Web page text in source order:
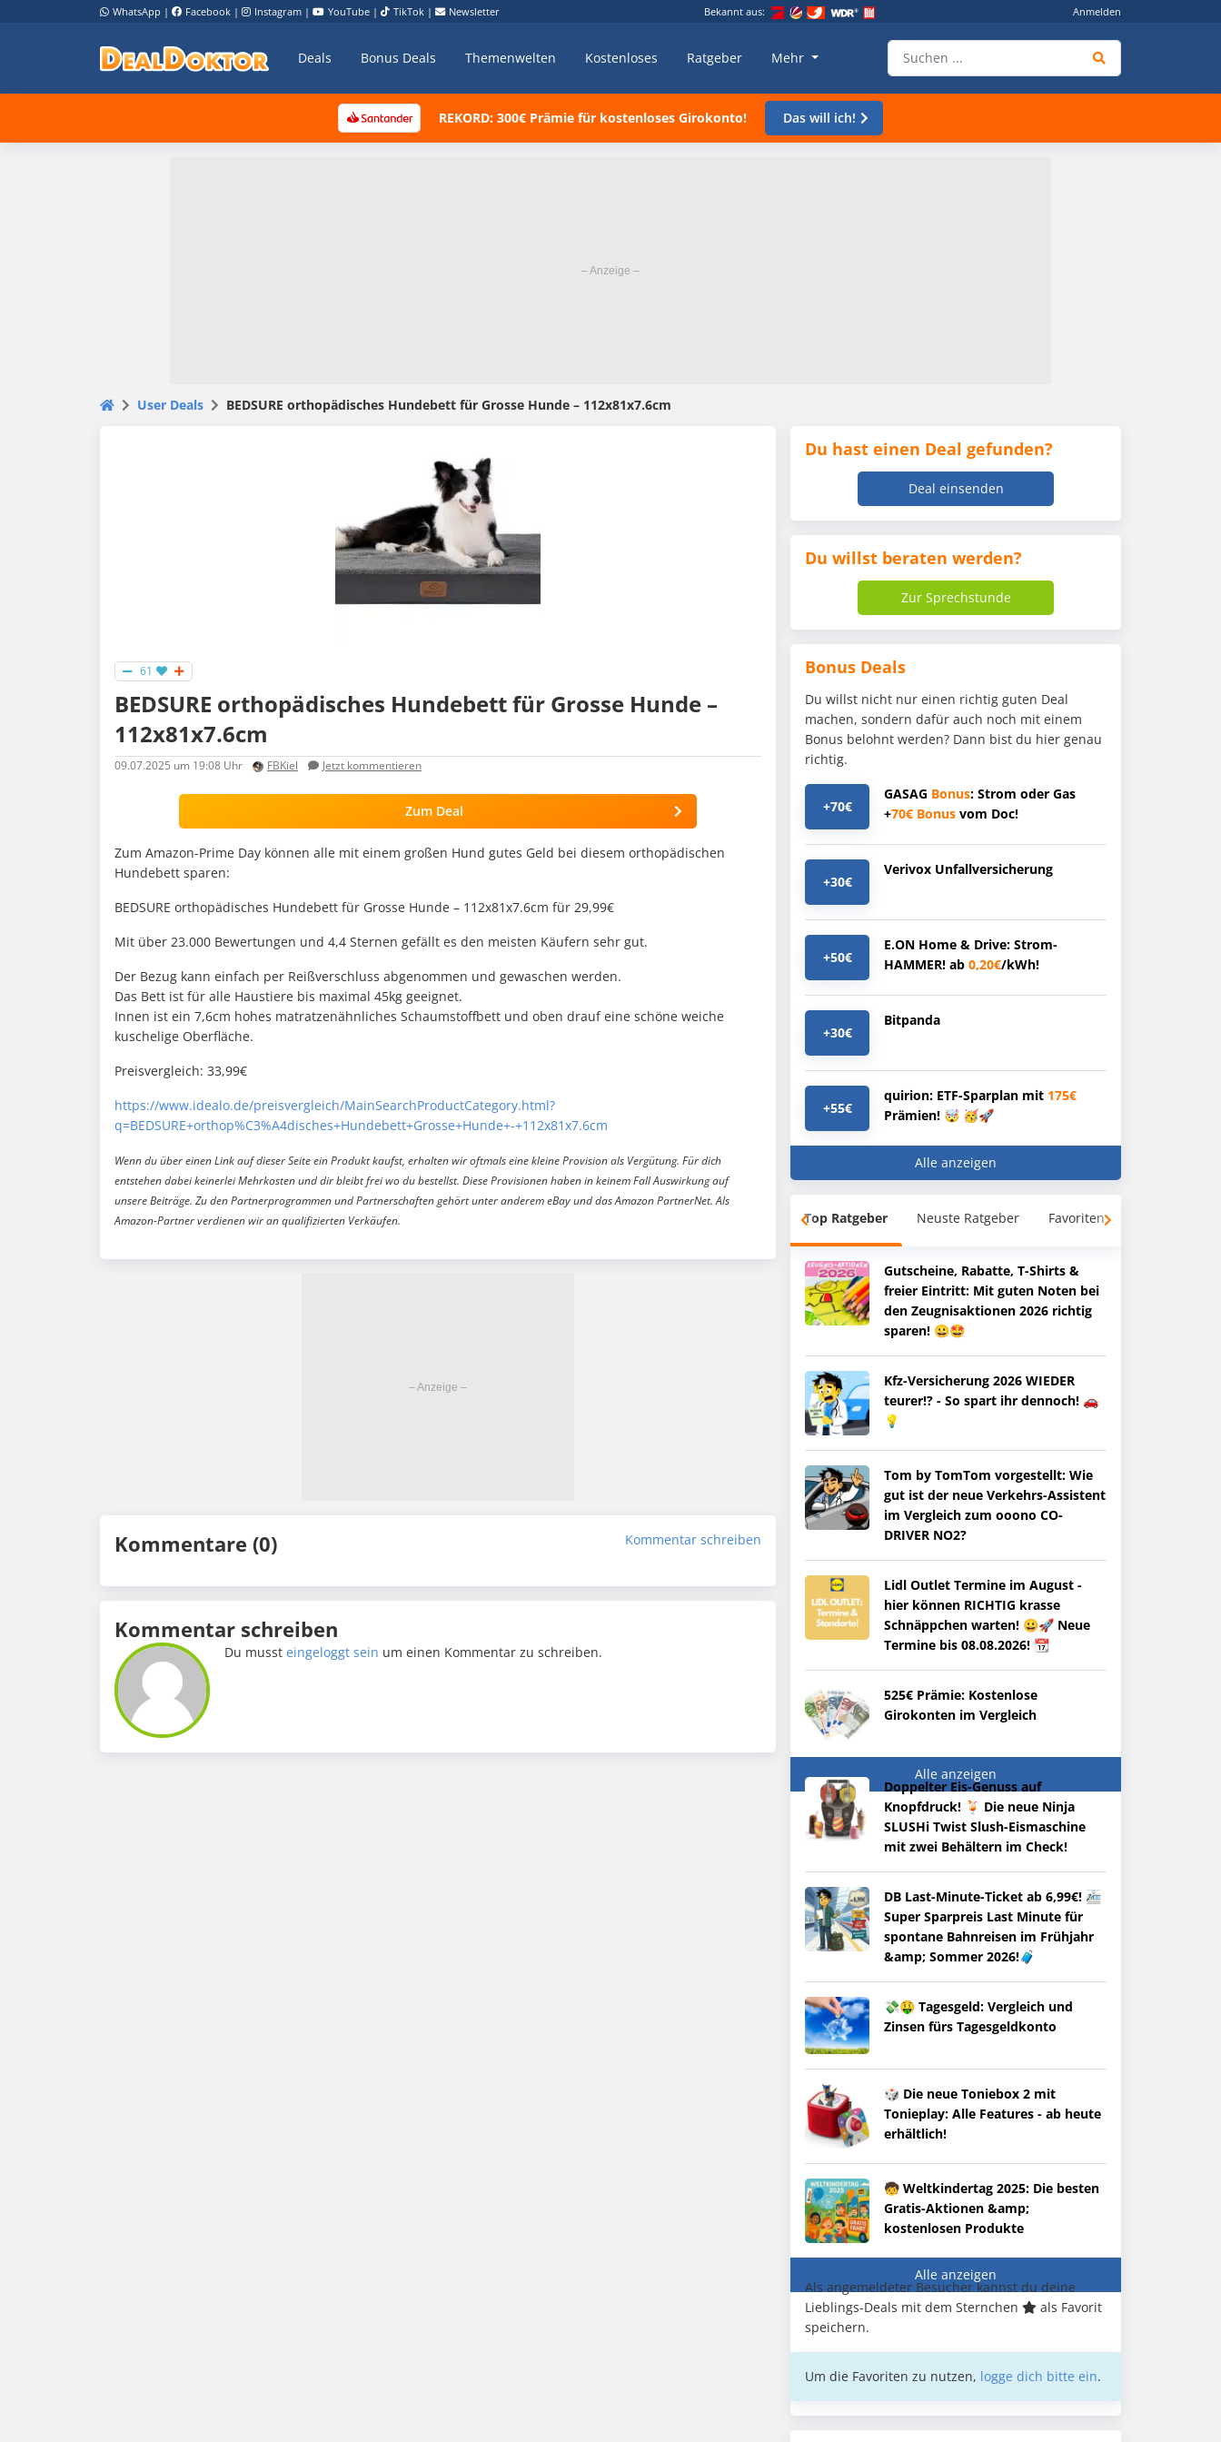
WhatsApp | Facebook | Instagram | YouTube | TikTok | Newsletter Bekannt aus: Anmelden
Deals Bonus Deals Themenwelten Kostenloses Ratgeber Mehr
REKORD: 300€ Prämie für kostenloses Girokonto! Das will ich!
User Deals BEDSURE orthopädisches Hundebett für Grosse Hunde – 112x81x7.6cm
61
BEDSURE orthopädisches Hundebett für Grosse Hunde –
112x81x7.6cm
09.07.2025 um 19:08 Uhr FBKiel Jetzt kommentieren
Zum Deal
Zum Amazon-Prime Day können alle mit einem großen Hund gutes Geld bei diesem orthopädischen
Hundebett sparen:
BEDSURE orthopädisches Hundebett für Grosse Hunde – 112x81x7.6cm für 29,99€
Mit über 23.000 Bewertungen und 4,4 Sternen gefällt es den meisten Käufern sehr gut.
Der Bezug kann einfach per Reißverschluss abgenommen und gewaschen werden.
Das Bett ist für alle Haustiere bis maximal 45kg geeignet.
Innen ist ein 7,6cm hohes matratzenähnliches Schaumstoffbett und oben drauf eine schöne weiche
kuschelige Oberfläche.
Preisvergleich: 33,99€
https://www.idealo.de/preisvergleich/MainSearchProductCategory.html?
q=BEDSURE+orthop%C3%A4disches+Hundebett+Grosse+Hunde+-+112x81x7.6cm
Wenn du über einen Link auf dieser Seite ein Produkt kaufst, erhalten wir oftmals eine kleine Provision als Vergütung. Für dich
entstehen dabei keinerlei Mehrkosten und dir bleibt frei wo du bestellst. Diese Provisionen haben in keinem Fall Auswirkung auf
unsere Beiträge. Zu den Partnerprogrammen und Partnerschaften gehört unter anderem eBay und das Amazon PartnerNet. Als
Amazon-Partner verdienen wir an qualifizierten Verkäufen.
Kommentare (0) Kommentar schreiben
Kommentar schreiben
Du mussteingeloggt sein um einen Kommentar zu schreiben.
Du hast einen Deal gefunden?
Deal einsenden
Du willst beraten werden?
Zur Sprechstunde
Bonus Deals
Du willst nicht nur einen richtig guten Deal
machen, sondern dafür auch noch mit einem
Bonus belohnt werden? Dann bist du hier genau
richtig.
+70€
GASAG Bonus: Strom oder Gas
+70€ Bonus vom Doc!
+30€
Verivox Unfallversicherung
+50€
E.ON Home & Drive: Strom-
HAMMER! ab 0,20€/kWh!
+30€
Bitpanda
+55€
quirion: ETF-Sparplan mit 175€
Prämien! 🤯 🥳🚀
Alle anzeigen
Top Ratgeber Neuste Ratgeber Favoriten
Gutscheine, Rabatte, T-Shirts &
freier Eintritt: Mit guten Noten bei
den Zeugnisaktionen 2026 richtig
sparen! 😀🤩
Kfz-Versicherung 2026 WIEDER
teurer!? - So spart ihr dennoch! 🚗
💡
Tom by TomTom vorgestellt: Wie
gut ist der neue Verkehrs-Assistent
im Vergleich zum ooono CO-
DRIVER NO2?
Lidl Outlet Termine im August -
hier können RICHTIG krasse
Schnäppchen warten! 😀🚀 Neue
Termine bis 08.08.2026! 📆
525€ Prämie: Kostenlose
Girokonten im Vergleich
Alle anzeigen
Doppelter Eis-Genuss auf
Knopfdruck! 🍹 Die neue Ninja
SLUSHi Twist Slush-Eismaschine
mit zwei Behältern im Check!
DB Last-Minute-Ticket ab 6,99€! 🚈
Super Sparpreis Last Minute für
spontane Bahnreisen im Frühjahr
&amp; Sommer 2026!🧳
💸🤑 Tagesgeld: Vergleich und
Zinsen fürs Tagesgeldkonto
🎲 Die neue Toniebox 2 mit
Tonieplay: Alle Features - ab heute
erhältlich!
🧒 Weltkindertag 2025: Die besten
Gratis-Aktionen &amp;
kostenlosen Produkte
Alle anzeigen
Als angemeldeter Besucher kannst du deine
Lieblings-Deals mit dem Sternchen
als Favorit
speichern.
Um die Favoriten zu nutzen, logge dich bitte ein.